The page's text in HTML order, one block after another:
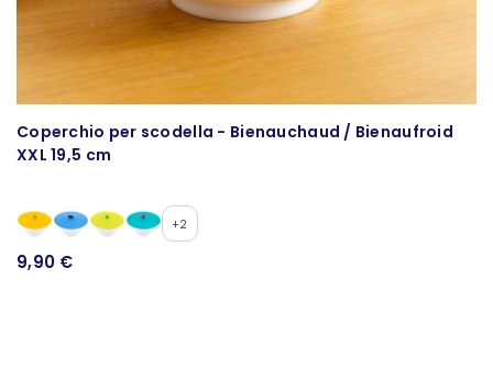
Coperchio per scodella - Bienauchaud / Bienaufroid
XXL 19,5 cm
+2
9,90 €